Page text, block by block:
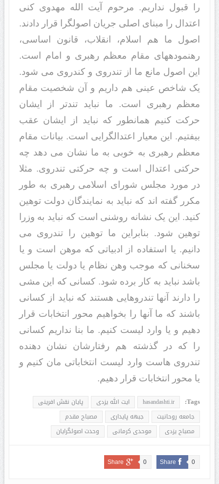
را قبول نداریم. مرحوم آیت الله مهدوی کنی
اعتدال را مبنای اصلی جریان اصولگرا قرار دادند.
اصول ما هم اسلام، انقلاب، قانون اساسی،
رهنمودههای مقام معظم رهبری و امام است.
این اصول مانع ما از تندروی و کندروی می شود.
یک شاخص عینی هم داریم و آن شخصیت مقام
معظم رهبری است. ما نباید تندتر از ایشان
حرکت کنیم همانطور که نباید از ایشان عقب
بیفتیم. این معیار اعتدالگرایی است. بیانات مقام
معظم رهبری به خوبی به ما نشان می دهد چه
حرکتی اعتدال است و چه حرکتی تندروی. مثلا
در مورد مجلس شورای اسلامی رهبری به طور
مکرر گفته اند که نباید به نمایندگان دولت توهین
کنید. این یک نشانه روشنی است که نباید به وزرا
توهین شود. بنابراین ما توهین را تندروی می
دانیم. یا استفاده از ادبیاتی که موهن است و یا
سخنانی که موجب وهن نظام یا دولت یا مجلس
باشد نباید به کار برده شود. کسانی که این مشی
را دارند آنها تندروهایی هستند که نباید از کسانی
باشند که ما آنها را بخواهیم محور انتخابات قرار
دهیم و یا وارد لیست کنیم. ما بنا نداریم کسانی
را که در گذشته هم رفتارشان نشان دهنده
تندروی هاست وارد لیست انتخاباتی مان کنیم و
یا محور انتخابات قرار دهیم.
Tags:
hasandashti.ir ایت الله یزدی
پایان نقش افرینی
جامعه روحانیت
جبهه پایداری
مصباح مقدم
مصباح یزدی
موحدی کرمانی وحدت اصولگرایان
Share 0
Share 0